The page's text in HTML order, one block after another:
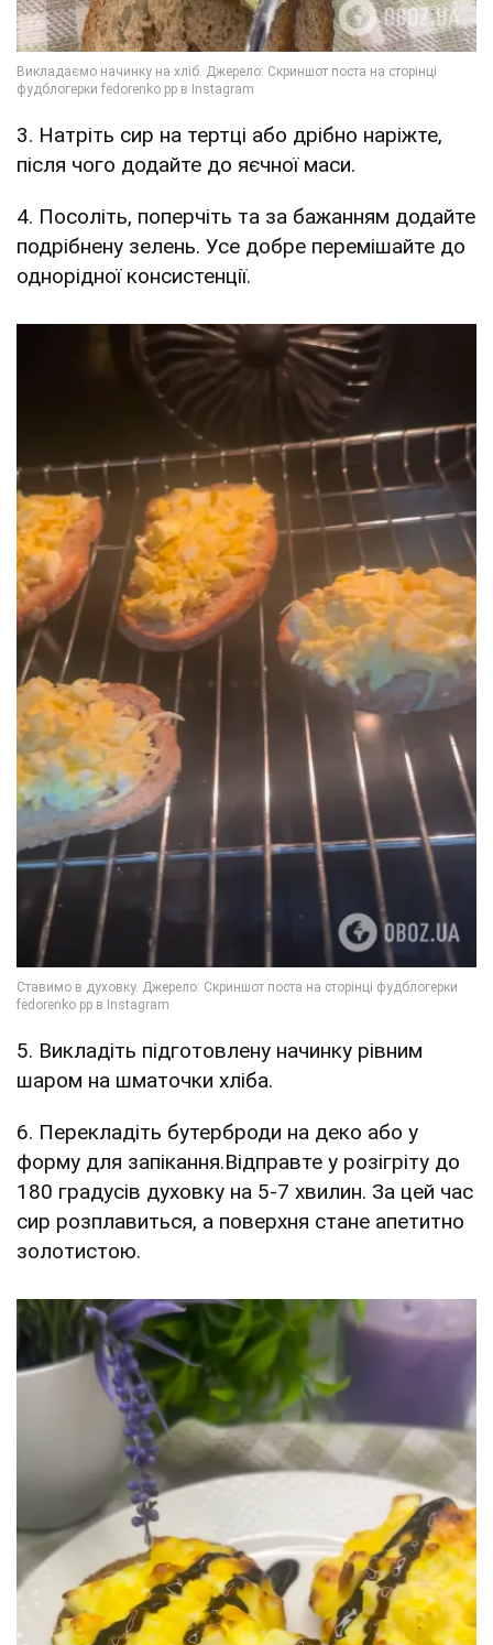
3. Натріть сир на тертці або дрібно наріжте,
після чого додайте до яєчної маси.
4. Посоліть, поперчіть та за бажанням додайте
подрібнену зелень. Усе добре перемішайте до
однорідної консистенції.
5. Викладіть підготовлену начинку рівним
шаром на шматочки хліба.
6. Перекладіть бутерброди на деко або у
форму для запікання.Відправте у розігріту до
180 градусів духовку на 5-7 хвилин. За цей час
сир розплавиться, а поверхня стане апетитно
золотистою.